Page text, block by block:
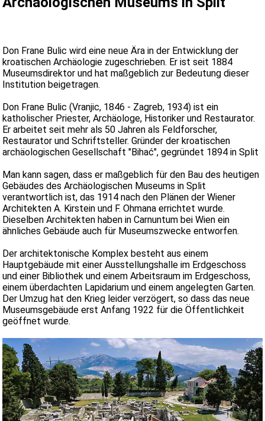
Don Frane Bulic wird eine neue Ära in der Entwicklung der
kroatischen Archäologie zugeschrieben. Er ist seit 1884
Museumsdirektor und hat maßgeblich zur Bedeutung dieser
Institution beigetragen.
Don Frane Bulic (Vranjic, 1846 - Zagreb, 1934) ist ein
katholischer Priester, Archäologe, Historiker und Restaurator.
Er arbeitet seit mehr als 50 Jahren als Feldforscher,
Restaurator und Schriftsteller. Gründer der kroatischen
archäologischen Gesellschaft "Bihać", gegründet 1894 in Split
Man kann sagen, dass er maßgeblich für den Bau des heutigen
Gebäudes des Archäologischen Museums in Split
verantwortlich ist, das 1914 nach den Plänen der Wiener
Architekten A. Kirstein und F. Ohmana errichtet wurde.
Dieselben Architekten haben in Carnuntum bei Wien ein
ähnliches Gebäude auch für Museumszwecke entworfen.
Der architektonische Komplex besteht aus einem
Hauptgebäude mit einer Ausstellungshalle im Erdgeschoss
und einer Bibliothek und einem Arbeitsraum im Erdgeschoss,
einem überdachten Lapidarium und einem angelegten Garten.
Der Umzug hat den Krieg leider verzögert, so dass das neue
Museumsgebäude erst Anfang 1922 für die Öffentlichkeit
geöffnet wurde.